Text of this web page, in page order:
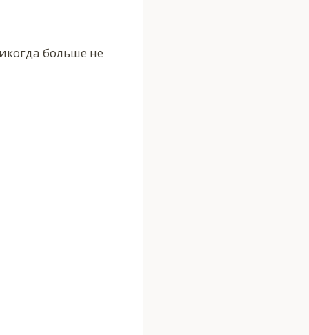
больше не